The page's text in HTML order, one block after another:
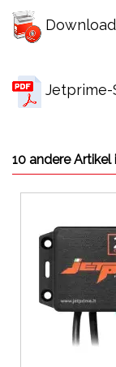
10 andere